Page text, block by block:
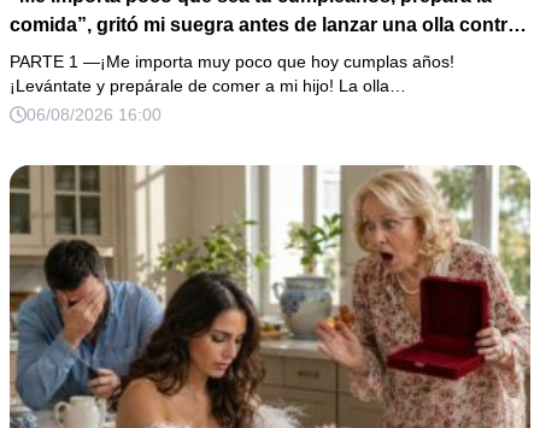
comida”, gritó mi suegra antes de lanzar una olla contra
mi cama. Mi esposo regresó horas después oliendo al
perfume de su amante, seguro de que yo lo perdonaría.
Pero yo ya tenía 3 copias de los estados de cuenta y una
PARTE 1 —¡Me importa muy poco que hoy cumplas años!
¡Levántate y prepárale de comer a mi hijo! La olla…
06/08/2026 16:00